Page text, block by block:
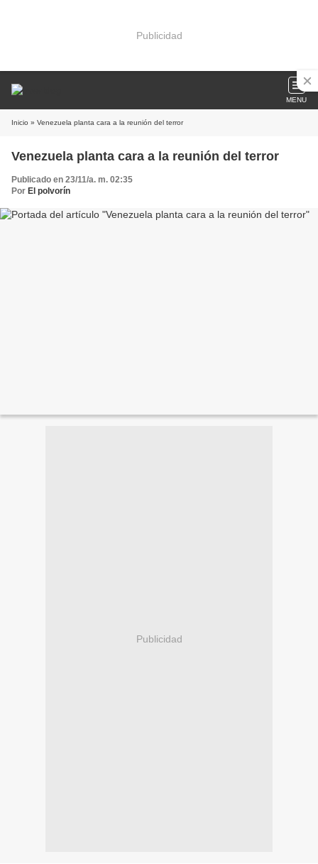
Publicidad
MENU
Inicio » Venezuela planta cara a la reunión del terror
Venezuela planta cara a la reunión del terror
Publicado en 23/11/a. m. 02:35
Por El polvorín
Publicidad